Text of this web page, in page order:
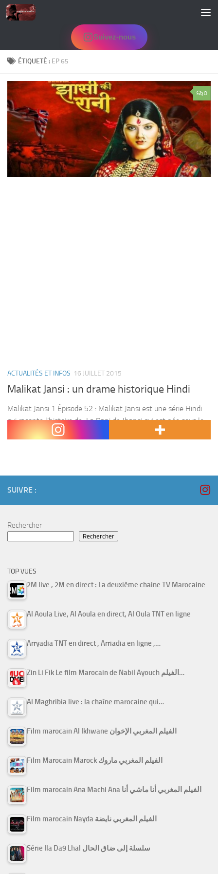
Skip to content
Suivez-nous
ÉTIQUETÉ : EP 65
0
ACTUALITÉS ET INFOS 16 JUILLET 2015
Malikat Jansi : un drame historique Hindi
Malikat Jansi 1 Épisode 52 : Malikat Jansi est une série Hindi
qui raconte l’histoire de La Rani de Jhansi qui est née sous le
nom de Manikarnika, probablement en 1834, à Kashi dans...
SUIVRE :
Rechercher
Rechercher
TOP VUES
2M live , 2M en direct : La deuxième chaine TV Marocaine
Al Aoula Live, Al Aoula en direct, Al Oula TNT en ligne
Arryadia TNT en direct , Arriadia en ligne ,…
Zin Li Fik Le film Marocain de Nabil Ayouch الفيلم…
Al Maghribia live : la chaîne marocaine qui…
Film marocain Al Ikhwane الفيلم المغربي الإخوان
Film Marocain Marock الفيلم المغربي ماروك
Film marocain Ana Machi Ana الفيلم المغربي أنا ماشي أنا
Film marocain Nayda الفيلم المغربي نايضة
Série Ila Da9 Lhal سلسلة إلى ضاق الحال